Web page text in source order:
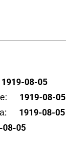
1919-08-05
1919-08-05
1919-08-05
08-05